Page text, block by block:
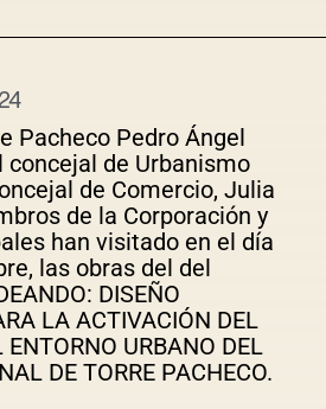
Pacheco Pedro Ángel
concejal de Urbanismo
de Comercio, Julia
de la Corporación y
han visitado en el día
las obras del del
DISEÑO
LA ACTIVACIÓN DEL
ENTORNO URBANO DEL
DE TORRE PACHECO.